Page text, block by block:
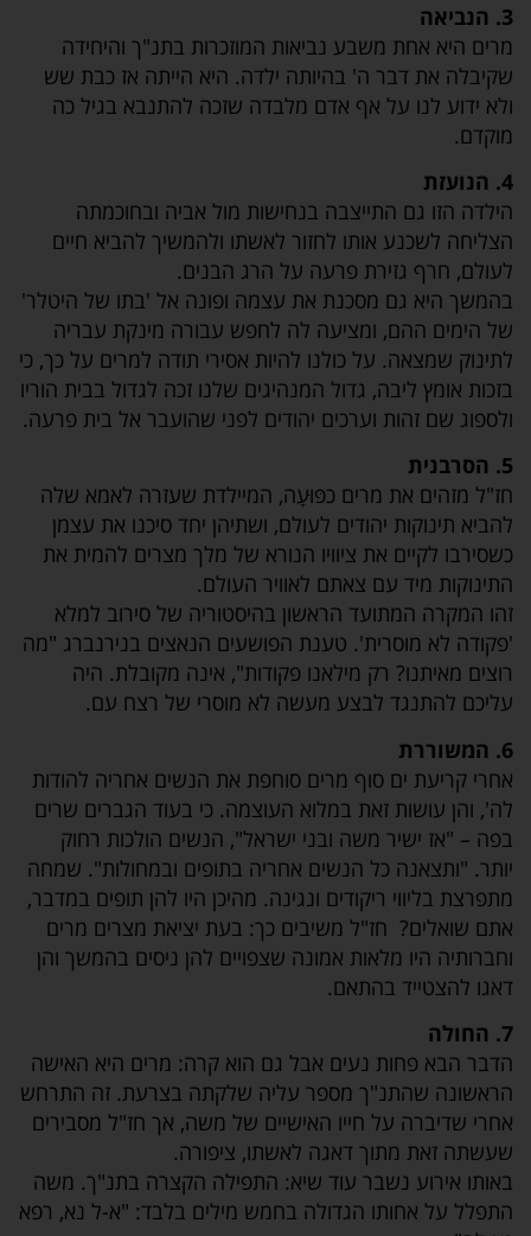
3. הנביאה
מרים היא אחת משבע נביאות המוזכרות בתנ"ך והיחידה
שקיבלה את דבר ה' בהיותה ילדה. היא הייתה אז כבת שש
ולא ידוע לנו על אף אדם מלבדה שזכה להתנבא בגיל כה
מוקדם.
4. הנועזת
הילדה הזו גם התייצבה בנחישות מול אביה ובחוכמתה
הצליחה לשכנע אותו לחזור לאשתו ולהמשיך להביא חיים
לעולם, חרף גזירת פרעה על הרג הבנים.
בהמשך היא גם מסכנת את עצמה ופונה אל 'בתו של היטלר'
של הימים ההם, ומציעה לה לחפש עבורה מינקת עבריה
לתינוק שמצאה. על כולנו להיות אסירי תודה למרים על כך, כי
בזכות אומץ ליבה, גדול המנהיגים שלנו זכה לגדול בבית הוריו
ולספוג שם זהות וערכים יהודים לפני שהועבר אל בית פרעה.
5. הסרבנית
חז"ל מזהים את מרים כפּוּעָה, המיילדת שעזרה לאמא שלה
להביא תינוקות יהודים לעולם, ושתיהן יחד סיכנו את עצמן
כשסירבו לקיים את ציוויו הנורא של מלך מצרים להמית את
התינוקות מיד עם צאתם לאוויר העולם.
זהו המקרה המתועד הראשון בהיסטוריה של סירוב למלא
'פקודה לא מוסרית'. טענת הפושעים הנאצים בנירנברג "מה
רוצים מאיתנו? רק מילאנו פקודות", אינה מקובלת. היה
עליכם להתנגד לבצע מעשה לא מוסרי של רצח עם.
6. המשוררת
אחרי קריעת ים סוף מרים סוחפת את הנשים אחריה להודות
לה', והן עושות זאת במלוא העוצמה. כי בעוד הגברים שרים
בפה – "אז ישיר משה ובני ישראל", הנשים הולכות רחוק
יותר. "ותצאנה כל הנשים אחריה בתופים ובמחולות". שמחה
מתפרצת בליווי ריקודים ונגינה. מהיכן היו להן תופים במדבר,
אתם שואלים? חז"ל משיבים כך: בעת יציאת מצרים מרים
וחברותיה היו מלאות אמונה שצפויים להן ניסים בהמשך והן
דאגו להצטייד בהתאם.
7. החולה
הדבר הבא פחות נעים אבל גם הוא קרה: מרים היא האישה
הראשונה שהתנ"ך מספר עליה שלקתה בצרעת. זה התרחש
אחרי שדיברה על חייו האישיים של משה, אך חז"ל מסבירים
שעשתה זאת מתוך דאגה לאשתו, ציפורה.
באותו אירוע נשבר עוד שיא: התפילה הקצרה בתנ"ך. משה
התפלל על אחותו הגדולה בחמש מילים בלבד: "א-ל נא, רפא